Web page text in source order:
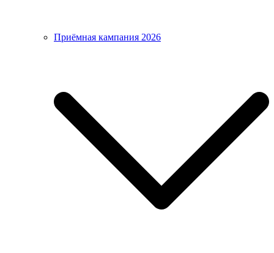
Приёмная кампания 2026